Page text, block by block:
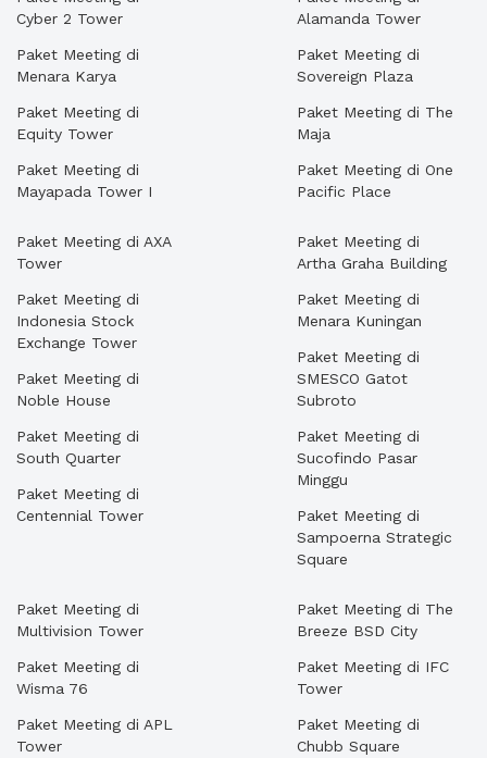
Cyber 2 Tower
Paket Meeting di
Menara Karya
Paket Meeting di
Equity Tower
Paket Meeting di
Mayapada Tower I
Alamanda Tower
Paket Meeting di
Sovereign Plaza
Paket Meeting di The
Maja
Paket Meeting di One
Pacific Place
Paket Meeting di AXA
Tower
Paket Meeting di
Indonesia Stock
Exchange Tower
Paket Meeting di
Noble House
Paket Meeting di
South Quarter
Paket Meeting di
Centennial Tower
Paket Meeting di
Artha Graha Building
Paket Meeting di
Menara Kuningan
Paket Meeting di
SMESCO Gatot
Subroto
Paket Meeting di
Sucofindo Pasar
Minggu
Paket Meeting di
Sampoerna Strategic
Square
Paket Meeting di
Multivision Tower
Paket Meeting di
Wisma 76
Paket Meeting di APL
Tower
Paket Meeting di The
Breeze BSD City
Paket Meeting di IFC
Tower
Paket Meeting di
Chubb Square